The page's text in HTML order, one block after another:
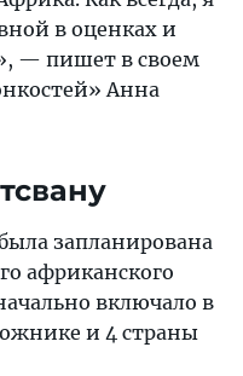
в оценках и
— пишет в своем
Анна
запланирована
африканского
включало в
и 4 страны